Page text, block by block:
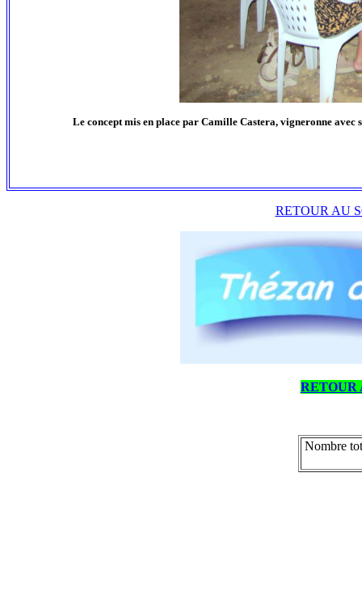
Le concept mis en place par Camille Castera, vigneronne avec
RETOUR AU
RETOUR
Nombre